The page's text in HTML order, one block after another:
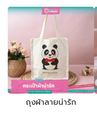
ถุงผ้าลายน่ารัก